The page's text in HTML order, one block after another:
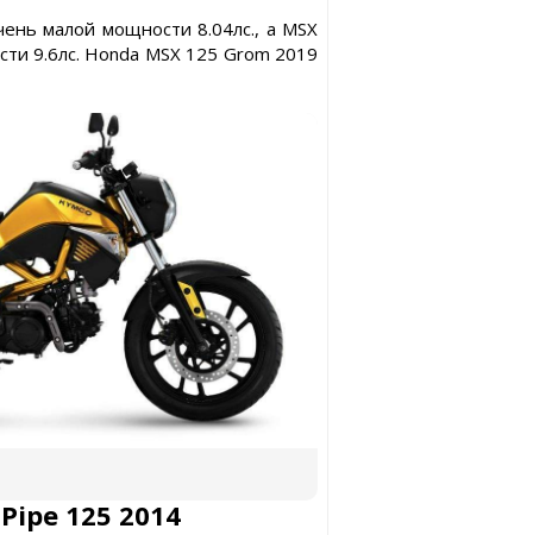
малой мощности 8.04лс., а MSX
9.6лс. Honda MSX 125 Grom 2019
125 2014